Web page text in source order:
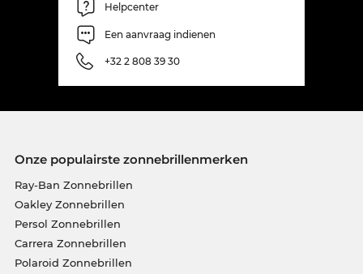
Helpcenter
Een aanvraag indienen
+32 2 808 39 30
Onze populairste zonnebrillenmerken
Ray-Ban Zonnebrillen
Oakley Zonnebrillen
Persol Zonnebrillen
Carrera Zonnebrillen
Polaroid Zonnebrillen